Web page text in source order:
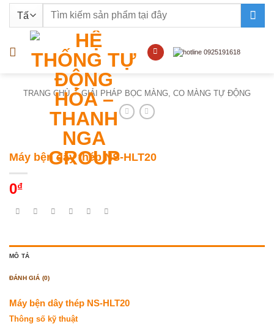
nội
Tìm
TRANG CHỦ / GIẢI PHÁP BỌC MÀNG, CO MÀNG TỰ ĐỘNG
Máy bện dây thép NS-HLT20
0₫
MÔ TẢ
ĐÁNH GIÁ (0)
Máy bện dây thép NS-HLT20
Thông số kỹ thuật